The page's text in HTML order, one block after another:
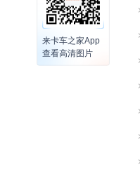
来卡车之家App
查看高清图片